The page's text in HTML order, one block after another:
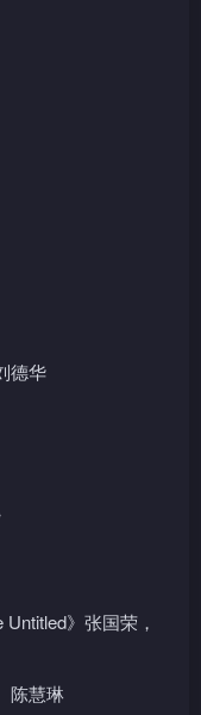
德华
》张国荣，
陈慧琳